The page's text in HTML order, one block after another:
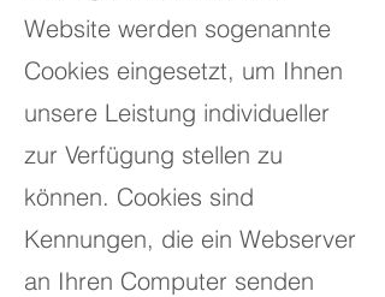
Website werden sogenannte
Cookies eingesetzt, um Ihnen
unsere Leistung individueller
zur Verfügung stellen zu
können. Cookies sind
Kennungen, die ein Webserver
an Ihren Computer senden